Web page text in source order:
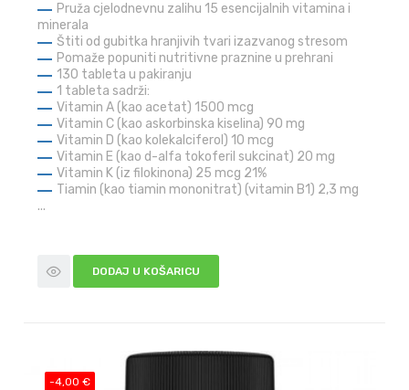
Pruža cjelodnevnu zalihu 15 esencijalnih vitamina i
minerala
Štiti od gubitka hranjivih tvari izazvanog stresom
Pomaže popuniti nutritivne praznine u prehrani
130 tableta u pakiranju
1 tableta sadrži:
Vitamin A (kao acetat) 1500 mcg
Vitamin C (kao askorbinska kiselina) 90 mg
Vitamin D (kao kolekalciferol) 10 mcg
Vitamin E (kao d-alfa tokoferil sukcinat) 20 mg
Vitamin K (iz filokinona) 25 mcg 21%
Tiamin (kao tiamin mononitrat) (vitamin B1) 2,3 mg
...
DODAJ U KOŠARICU
-4,00 €